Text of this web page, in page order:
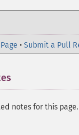
• Submit a Pull
notes for this page.